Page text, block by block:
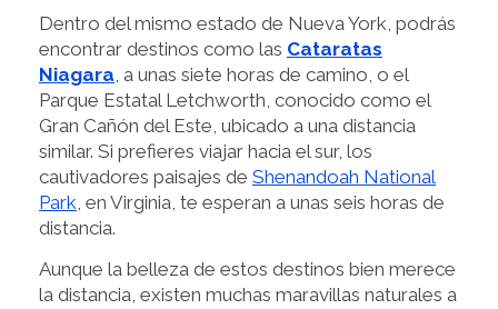
Dentro del mismo estado de Nueva York, podrás
encontrar destinos como las Cataratas
Niagara, a unas siete horas de camino, o el
Parque Estatal Letchworth, conocido como el
Gran Cañón del Este, ubicado a una distancia
similar. Si prefieres viajar hacia el sur, los
cautivadores paisajes de Shenandoah National
Park, en Virginia, te esperan a unas seis horas de
distancia.
Aunque la belleza de estos destinos bien merece
la distancia, existen muchas maravillas naturales a